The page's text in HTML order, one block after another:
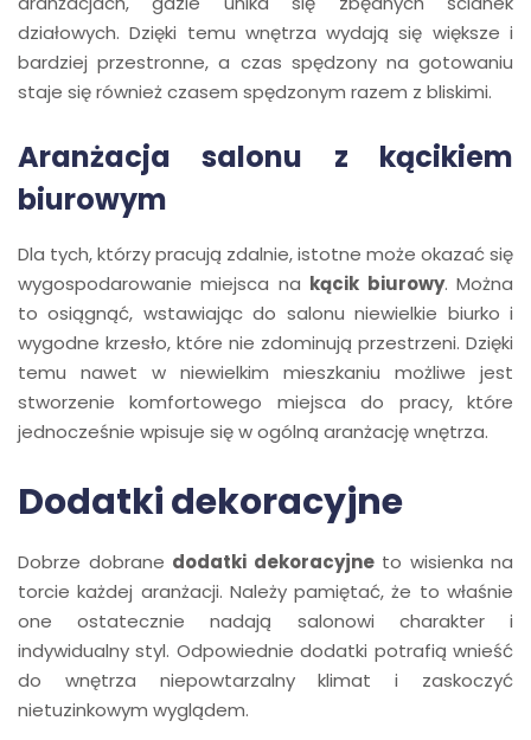
działowych. Dzięki temu wnętrza wydają się większe i
bardziej przestronne, a czas spędzony na gotowaniu
staje się również czasem spędzonym razem z bliskimi.
Aranżacja salonu z kącikiem
biurowym
Dla tych, którzy pracują zdalnie, istotne może okazać się
wygospodarowanie miejsca na kącik biurowy. Można
to osiągnąć, wstawiając do salonu niewielkie biurko i
wygodne krzesło, które nie zdominują przestrzeni. Dzięki
temu nawet w niewielkim mieszkaniu możliwe jest
stworzenie komfortowego miejsca do pracy, które
jednocześnie wpisuje się w ogólną aranżację wnętrza.
Dodatki dekoracyjne
Dobrze dobrane dodatki dekoracyjneto wisienka na
torcie każdej aranżacji. Należy pamiętać, że to właśnie
one ostatecznie nadają salonowi charakter i
indywidualny styl. Odpowiednie dodatki potrafią wnieść
do wnętrza niepowtarzalny klimat i zaskoczyć
nietuzinkowym wyglądem.